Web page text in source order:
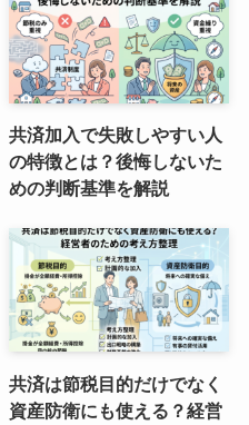
共済加入で失敗しやすい人
の特徴とは？後悔しないた
めの判断基準を解説
共済は節税目的だけでなく
資産防衛にも使える？経営